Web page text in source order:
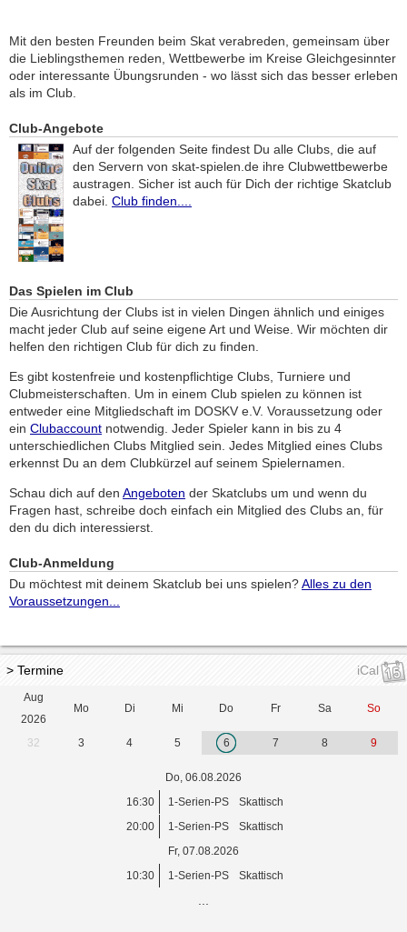
Mit den besten Freunden beim Skat verabreden, gemeinsam über
die Lieblingsthemen reden, Wettbewerbe im Kreise Gleichgesinnter
oder interessante Übungsrunden - wo lässt sich das besser erleben
als im Club.
Club-Angebote
Auf der folgenden Seite findest Du alle Clubs, die auf
den Servern von skat-spielen.de ihre Clubwettbewerbe
austragen. Sicher ist auch für Dich der richtige Skatclub
dabei. Club finden....
Das Spielen im Club
Die Ausrichtung der Clubs ist in vielen Dingen ähnlich und einiges
macht jeder Club auf seine eigene Art und Weise. Wir möchten dir
helfen den richtigen Club für dich zu finden.
Es gibt kostenfreie und kostenpflichtige Clubs, Turniere und
Clubmeisterschaften. Um in einem Club spielen zu können ist
entweder eine Mitgliedschaft im DOSKV e.V. Voraussetzung oder
ein Clubaccount notwendig. Jeder Spieler kann in bis zu 4
unterschiedlichen Clubs Mitglied sein. Jedes Mitglied eines Clubs
erkennst Du an dem Clubkürzel auf seinem Spielernamen.
Schau dich auf den Angeboten der Skatclubs um und wenn du
Fragen hast, schreibe doch einfach ein Mitglied des Clubs an, für
den du dich interessierst.
Club-Anmeldung
Du möchtest mit deinem Skatclub bei uns spielen?Alles zu den
Voraussetzungen...
> Termine iCal
Aug
2026
Mo Di Mi Do Fr Sa So
32 3 4 5 6 7 8 9
Do, 06.08.2026
16:30
1-Serien-PS
Skattisch
20:00
1-Serien-PS
Skattisch
Fr, 07.08.2026
10:30
1-Serien-PS Skattisch
...